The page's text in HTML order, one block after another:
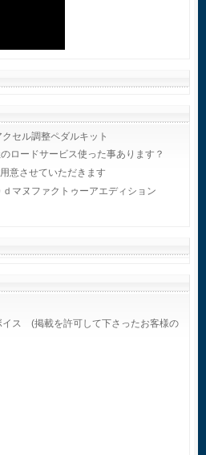
セル調整ペダルキット
ロードサービス使った事あります？
意させていただきます
マヌファクトゥーアエディション
ス (掲載を許可して下さったお客様の